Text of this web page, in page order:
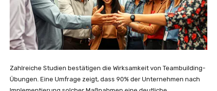
Zahlreiche Studien bestätigen die Wirksamkeit von Teambuilding-
Übungen. Eine Umfrage zeigt, dass 90% der Unternehmen nach